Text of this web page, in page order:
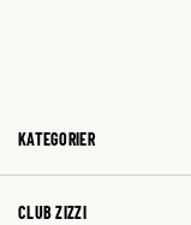
KATEGORIER
CLUB ZIZZI